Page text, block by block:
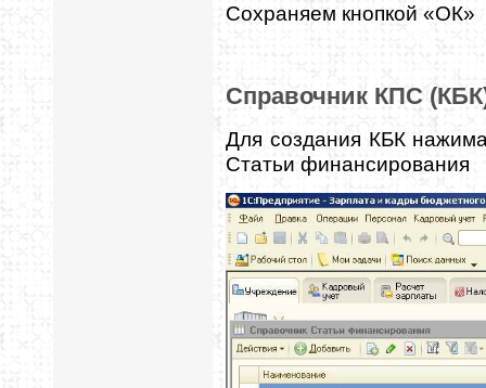
Сохраняем кнопкой «ОК»
Справочник КПС
Для создания КБК
Статьи финансирования